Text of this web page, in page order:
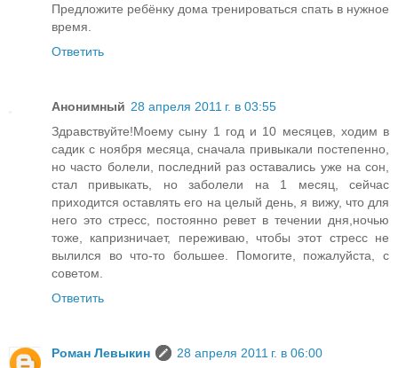
Предложите ребёнку дома тренироваться спать в нужное
время.
Ответить
Анонимный 28 апреля 2011 г. в 03:55
Здравствуйте!Моему сыну 1 год и 10 месяцев, ходим в
садик с ноября месяца, сначала привыкали постепенно,
но часто болели, последний раз оставались уже на сон,
стал привыкать, но заболели на 1 месяц, сейчас
приходится оставлять его на целый день, я вижу, что для
него это стресс, постоянно ревет в течении дня,ночью
тоже, капризничает, переживаю, чтобы этот стресс не
вылился во что-то большее. Помогите, пожалуйста, с
советом.
Ответить
Роман Левыкин
28 апреля 2011 г. в 06:00